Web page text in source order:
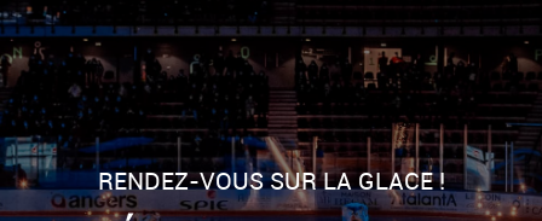
RENDEZ-VOUS SUR LA GLACE !